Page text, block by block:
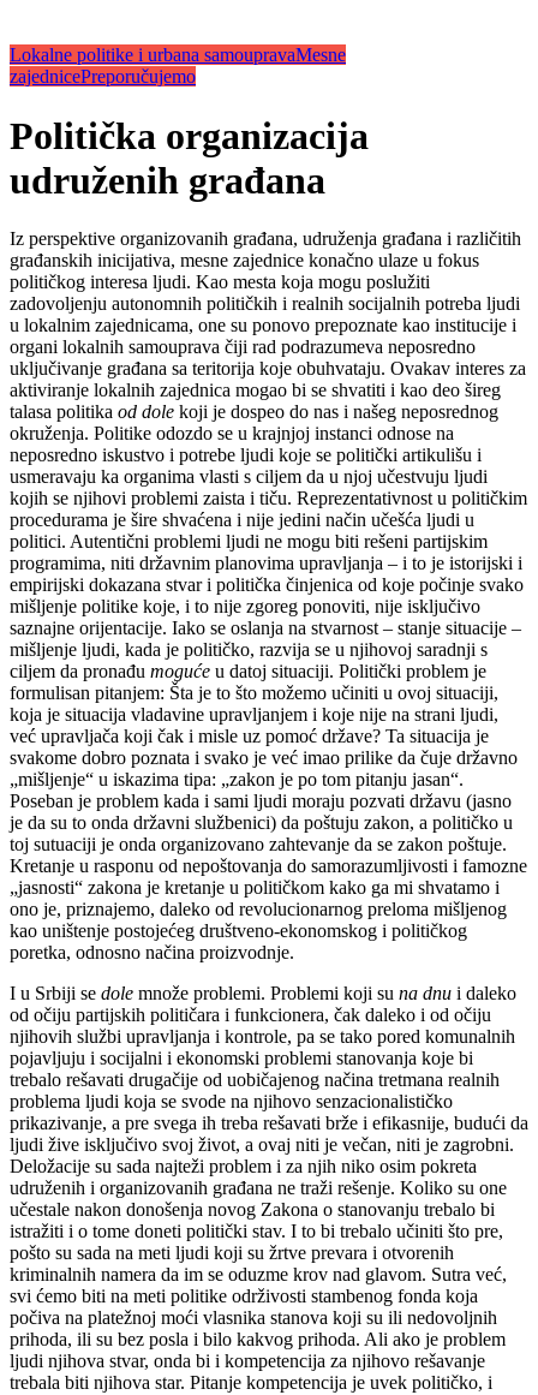
Lokalne politike i urbana samoupravaMesne
zajednicePreporučujemo
Politička organizacija
udruženih građana
Iz perspektive organizovanih građana, udruženja građana i različitih
građanskih inicijativa, mesne zajednice konačno ulaze u fokus
političkog interesa ljudi. Kao mesta koja mogu poslužiti
zadovoljenju autonomnih političkih i realnih socijalnih potreba ljudi
u lokalnim zajednicama, one su ponovo prepoznate kao institucije i
organi lokalnih samouprava čiji rad podrazumeva neposredno
uključivanje građana sa teritorija koje obuhvataju. Ovakav interes za
aktiviranje lokalnih zajednica mogao bi se shvatiti i kao deo šireg
talasa politika od dole koji je dospeo do nas i našeg neposrednog
okruženja. Politike odozdo se u krajnjoj instanci odnose na
neposredno iskustvo i potrebe ljudi koje se politički artikulišu i
usmeravaju ka organima vlasti s ciljem da u njoj učestvuju ljudi
kojih se njihovi problemi zaista i tiču. Reprezentativnost u političkim
procedurama je šire shvaćena i nije jedini način učešća ljudi u
politici. Autentični problemi ljudi ne mogu biti rešeni partijskim
programima, niti državnim planovima upravljanja – i to je istorijski i
empirijski dokazana stvar i politička činjenica od koje počinje svako
mišljenje politike koje, i to nije zgoreg ponoviti, nije isključivo
saznajne orijentacije. Iako se oslanja na stvarnost – stanje situacije –
mišljenje ljudi, kada je političko, razvija se u njihovoj saradnji s
ciljem da pronađu moguće u datoj situaciji. Politički problem je
formulisan pitanjem: Šta je to što možemo učiniti u ovoj situaciji,
koja je situacija vladavine upravljanjem i koje nije na strani ljudi,
već upravljača koji čak i misle uz pomoć države? Ta situacija je
svakome dobro poznata i svako je već imao prilike da čuje državno
„mišljenje“ u iskazima tipa: „zakon je po tom pitanju jasan“.
Poseban je problem kada i sami ljudi moraju pozvati državu (jasno
je da su to onda državni službenici) da poštuju zakon, a političko u
toj sutuaciji je onda organizovano zahtevanje da se zakon poštuje.
Kretanje u rasponu od nepoštovanja do samorazumljivosti i famozne
„jasnosti“ zakona je kretanje u političkom kako ga mi shvatamo i
ono je, priznajemo, daleko od revolucionarnog preloma mišljenog
kao uništenje postojećeg društveno-ekonomskog i političkog
poretka, odnosno načina proizvodnje.
I u Srbiji se dole množe problemi. Problemi koji su na dnu i daleko
od očiju partijskih političara i funkcionera, čak daleko i od očiju
njihovih službi upravljanja i kontrole, pa se tako pored komunalnih
pojavljuju i socijalni i ekonomski problemi stanovanja koje bi
trebalo rešavati drugačije od uobičajenog načina tretmana realnih
problema ljudi koja se svode na njihovo senzacionalističko
prikazivanje, a pre svega ih treba rešavati brže i efikasnije, budući da
ljudi žive isključivo svoj život, a ovaj niti je večan, niti je zagrobni.
Deložacije su sada najteži problem i za njih niko osim pokreta
udruženih i organizovanih građana ne traži rešenje. Koliko su one
učestale nakon donošenja novog Zakona o stanovanju trebalo bi
istražiti i o tome doneti politički stav. I to bi trebalo učiniti što pre,
pošto su sada na meti ljudi koji su žrtve prevara i otvorenih
kriminalnih namera da im se oduzme krov nad glavom. Sutra već,
svi ćemo biti na meti politike održivosti stambenog fonda koja
počiva na platežnoj moći vlasnika stanova koji su ili nedovoljnih
prihoda, ili su bez posla i bilo kakvog prihoda. Ali ako je problem
ljudi njihova stvar, onda bi i kompetencija za njihovo rešavanje
trebala biti njihova star. Pitanje kompetencija je uvek političko, i